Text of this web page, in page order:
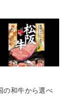
の和牛から選べ